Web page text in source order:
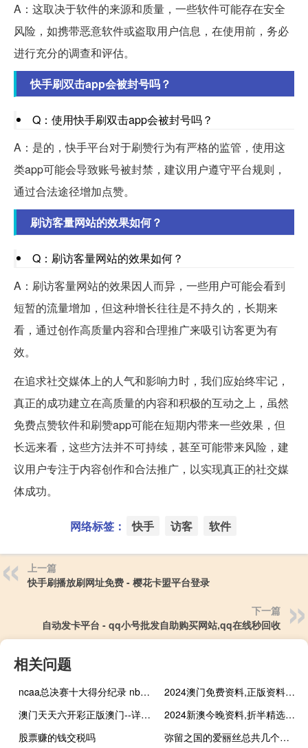
A：这取决于软件的来源和质量，一些软件可能存在安全
风险，如携带恶意软件或盗取用户信息，在使用前，务必
进行充分的调查和评估。
快手刷双击app会被封号吗？
Q：使用快手刷双击app会被封号吗？
A：是的，快手平台对于刷赞行为有严格的监管，使用这
类app可能会导致账号被封禁，建议用户遵守平台规则，
通过合法途径增加点赞。
刷访客量网站的效果如何？
Q：刷访客量网站的效果如何？
A：刷访客量网站的效果因人而异，一些用户可能会看到
短暂的流量增加，但这种增长往往是不持久的，长期来
看，通过创作高质量内容和合理推广来吸引访客更为有
效。
在追求社交媒体上的人气和影响力时，我们应始终牢记，
真正的成功建立在高质量的内容和积极的互动之上，虽然
免费点赞软件和刷赞app可能在短期内带来一些效果，但
长远来看，这些方法并不可持续，甚至可能带来风险，建
议用户专注于内容创作和合法推广，以实现真正的社交媒
体成功。
网络标签： 快手 访客 软件
上一篇
快手刷播放刷网址免费 - 樱花卡盟平台登录
下一篇
自动发卡平台 - qq小号批发自助购买网站,qq在线秒回收
相关问题
ncaa总决赛十大得分纪录 nba总决赛场均得分榜排名
2024澳门免费资料,正版资料##数据对比解释落实准入制度-1530.3D.A379
澳门天天六开彩正版澳门--详细解答解释落实--实用版056.474
2024新澳今晚资料,折半精选解释落实_iPad5.77.27
股票赚的钱交税吗
弥留之国的爱丽丝总共几个游戏 心之国的爱丽丝攻略